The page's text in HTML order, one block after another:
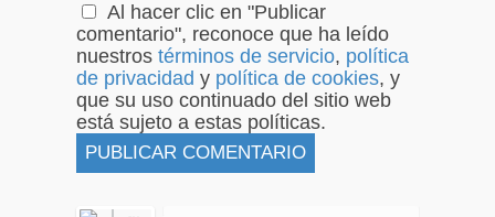
Al hacer clic en "Publicar
comentario", reconoce que ha leído
nuestros términos de servicio, política
de privacidad y política de cookies, y
que su uso continuado del sitio web
está sujeto a estas políticas.